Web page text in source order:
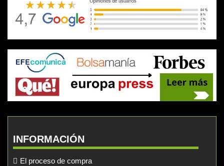
INFORMACIÓN
El proceso de compra